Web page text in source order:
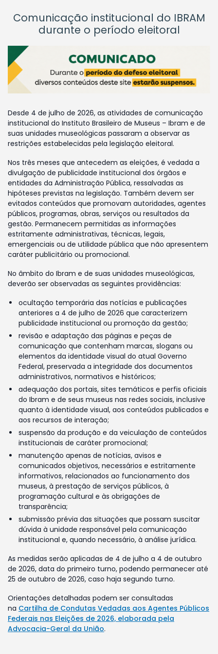
Comunicação institucional do IBRAM
durante o período eleitoral
Desde 4 de julho de 2026, as atividades de comunicação
institucional do Instituto Brasileiro de Museus – Ibram e de
suas unidades museológicas passaram a observar as
restrições estabelecidas pela legislação eleitoral.
Nos três meses que antecedem as eleições, é vedada a
divulgação de publicidade institucional dos órgãos e
entidades da Administração Pública, ressalvadas as
hipóteses previstas na legislação. Também devem ser
evitados conteúdos que promovam autoridades, agentes
públicos, programas, obras, serviços ou resultados da
gestão. Permanecem permitidas as informações
estritamente administrativas, técnicas, legais,
emergenciais ou de utilidade pública que não apresentem
caráter publicitário ou promocional.
No âmbito do Ibram e de suas unidades museológicas,
deverão ser observadas as seguintes providências:
ocultação temporária das notícias e publicações
anteriores a 4 de julho de 2026 que caracterizem
publicidade institucional ou promoção da gestão;
revisão e adaptação das páginas e peças de
comunicação que contenham marcas, slogans ou
elementos da identidade visual do atual Governo
Federal, preservada a integridade dos documentos
administrativos, normativos e históricos;
adequação dos portais, sites temáticos e perfis oficiais
do Ibram e de seus museus nas redes sociais, inclusive
quanto à identidade visual, aos conteúdos publicados e
aos recursos de interação;
suspensão da produção e da veiculação de conteúdos
institucionais de caráter promocional;
manutenção apenas de notícias, avisos e
comunicados objetivos, necessários e estritamente
informativos, relacionados ao funcionamento dos
museus, à prestação de serviços públicos, à
programação cultural e às obrigações de
transparência;
submissão prévia das situações que possam suscitar
dúvida à unidade responsável pela comunicação
institucional e, quando necessário, à análise jurídica.
As medidas serão aplicadas de 4 de julho a 4 de outubro
de 2026, data do primeiro turno, podendo permanecer até
25 de outubro de 2026, caso haja segundo turno.
Orientações detalhadas podem ser consultadas
na Cartilha de Condutas Vedadas aos Agentes Públicos
Federais nas Eleições de 2026, elaborada pela
Advocacia-Geral da União.